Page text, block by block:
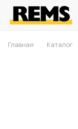
Главная Каталог